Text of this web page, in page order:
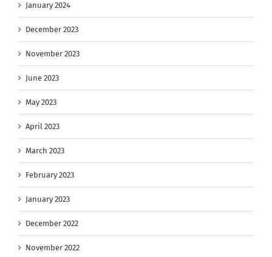
January 2024
December 2023
November 2023
June 2023
May 2023
April 2023
March 2023
February 2023
January 2023
December 2022
November 2022